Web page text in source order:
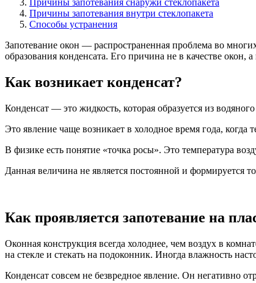
Причины запотевания внутри стеклопакета
Способы устранения
Запотевание окон — распространенная проблема во
образования конденсата. Его причина не в качестве
Как возникает конденсат?
Конденсат — это жидкость, которая образуется из
Это явление чаще возникает в холодное время года,
В физике есть понятие «точка росы». Это температура
Данная величина не является постоянной и формируется
Как проявляется запотевание на
Оконная конструкция всегда холоднее, чем воздух в
на стекле и стекать на подоконник. Иногда влажность
Конденсат совсем не безвредное явление. Он негативно